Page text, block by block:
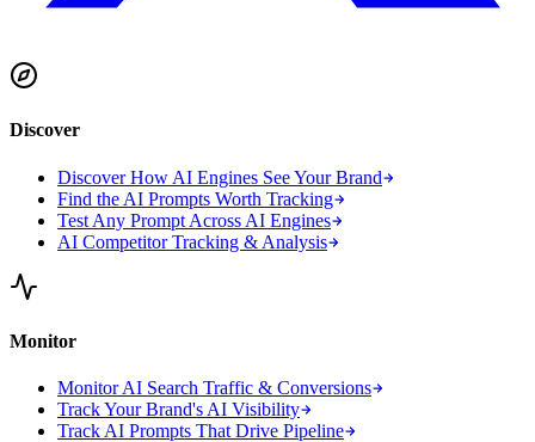
Discover
Discover How AI Engines See Your Brand
Find the AI Prompts Worth Tracking
Test Any Prompt Across AI Engines
AI Competitor Tracking & Analysis
Monitor
Monitor AI Search Traffic & Conversions
Track Your Brand's AI Visibility
Track AI Prompts That Drive Pipeline